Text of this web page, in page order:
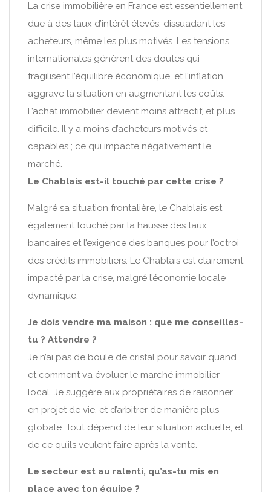
La crise immobilière en France est essentiellement
due à des taux d’intérêt élevés, dissuadant les
acheteurs, même les plus motivés. Les tensions
internationales génèrent des doutes qui
fragilisent l’équilibre économique, et l’inflation
aggrave la situation en augmentant les coûts.
L’achat immobilier devient moins attractif, et plus
difficile. Il y a moins d’acheteurs motivés et
capables ; ce qui impacte négativement le
marché.
Le Chablais est-il touché par cette crise ?
Malgré sa situation frontalière, le Chablais est
également touché par la hausse des taux
bancaires et l’exigence des banques pour l’octroi
des crédits immobiliers. Le Chablais est clairement
impacté par la crise, malgré l’économie locale
dynamique.
Je dois vendre ma maison : que me conseilles-
tu ? Attendre ?
Je n’ai pas de boule de cristal pour savoir quand
et comment va évoluer le marché immobilier
local. Je suggère aux propriétaires de raisonner
en projet de vie, et d’arbitrer de manière plus
globale. Tout dépend de leur situation actuelle, et
de ce qu’ils veulent faire après la vente.
Le secteur est au ralenti, qu’as-tu mis en
place avec ton équipe ?